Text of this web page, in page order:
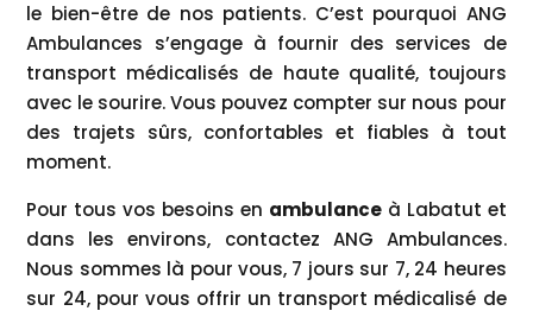
le bien-être de nos patients. C’est pourquoi ANG
Ambulances s’engage à fournir des services de
transport médicalisés de haute qualité, toujours
avec le sourire. Vous pouvez compter sur nous pour
des trajets sûrs, confortables et fiables à tout
moment.
Pour tous vos besoins en ambulanceà Labatut et
dans les environs, contactez ANG Ambulances.
Nous sommes là pour vous, 7 jours sur 7, 24 heures
sur 24, pour vous offrir un transport médicalisé de